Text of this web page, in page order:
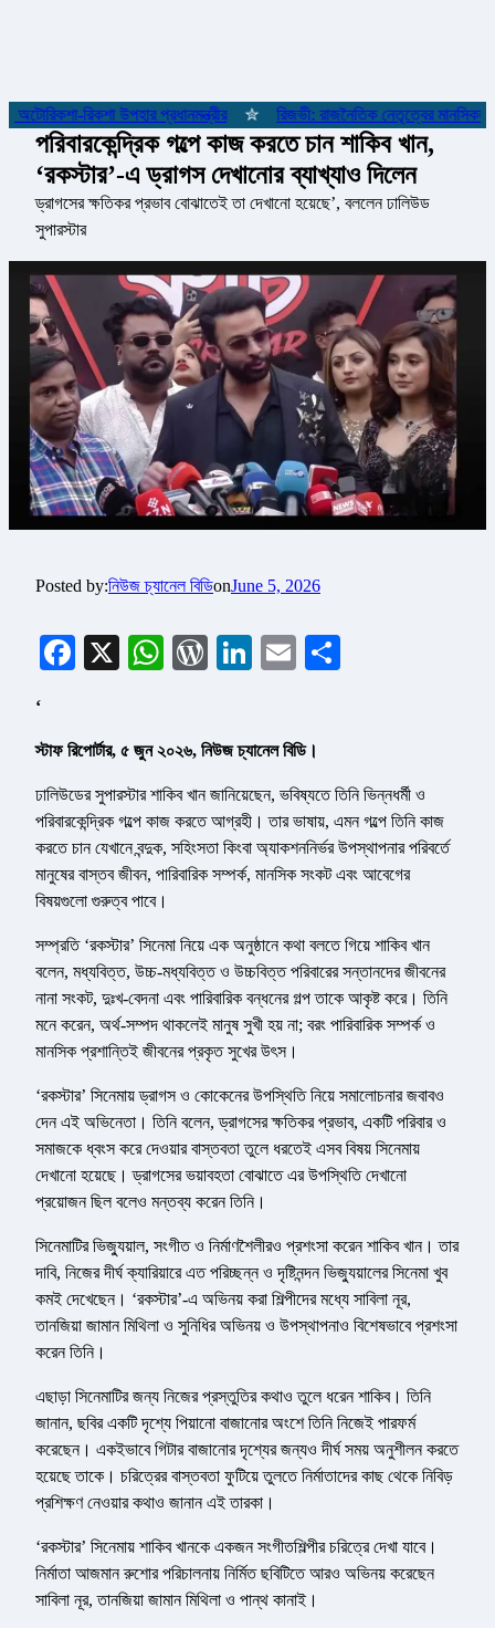
রিকশা উপহার প্রধানমন্ত্রীর রিজভী: রাজনৈতিক নেতৃত্বের মানসিকতা
পরিবারকেন্দ্রিক গল্পে কাজ করতে চান শাকিব খান,
‘রকস্টার’-এ ড্রাগস দেখানোর ব্যাখ্যাও দিলেন
ড্রাগসের ক্ষতিকর প্রভাব বোঝাতেই তা দেখানো হয়েছে’, বললেন ঢালিউড
সুপারস্টার
Posted by:নিউজ চ্যানেল বিডিonJune 5, 2026
Facebook
X WhatsApp
WordPress
LinkedIn
Email
‘
স্টাফ রিপোর্টার, ৫ জুন ২০২৬, নিউজ চ্যানেল বিডি।
ঢালিউডের সুপারস্টার শাকিব খান জানিয়েছেন, ভবিষ্যতে তিনি ভিন্নধর্মী ও
পরিবারকেন্দ্রিক গল্পে কাজ করতে আগ্রহী। তার ভাষায়, এমন গল্পে তিনি কাজ
করতে চান যেখানে বন্দুক, সহিংসতা কিংবা অ্যাকশননির্ভর উপস্থাপনার পরিবর্তে
মানুষের বাস্তব জীবন, পারিবারিক সম্পর্ক, মানসিক সংকট এবং আবেগের
বিষয়গুলো গুরুত্ব পাবে।
সম্প্রতি ‘রকস্টার’ সিনেমা নিয়ে এক অনুষ্ঠানে কথা বলতে গিয়ে শাকিব খান
বলেন, মধ্যবিত্ত, উচ্চ-মধ্যবিত্ত ও উচ্চবিত্ত পরিবারের সন্তানদের জীবনের
নানা সংকট, দুঃখ-বেদনা এবং পারিবারিক বন্ধনের গল্প তাকে আকৃষ্ট করে। তিনি
মনে করেন, অর্থ-সম্পদ থাকলেই মানুষ সুখী হয় না; বরং পারিবারিক সম্পর্ক ও
মানসিক প্রশান্তিই জীবনের প্রকৃত সুখের উৎস।
‘রকস্টার’ সিনেমায় ড্রাগস ও কোকেনের উপস্থিতি নিয়ে সমালোচনার জবাবও
দেন এই অভিনেতা। তিনি বলেন, ড্রাগসের ক্ষতিকর প্রভাব, একটি পরিবার ও
সমাজকে ধ্বংস করে দেওয়ার বাস্তবতা তুলে ধরতেই এসব বিষয় সিনেমায়
দেখানো হয়েছে। ড্রাগসের ভয়াবহতা বোঝাতে এর উপস্থিতি দেখানো
প্রয়োজন ছিল বলেও মন্তব্য করেন তিনি।
সিনেমাটির ভিজ্যুয়াল, সংগীত ও নির্মাণশৈলীরও প্রশংসা করেন শাকিব খান। তার
দাবি, নিজের দীর্ঘ ক্যারিয়ারে এত পরিচ্ছন্ন ও দৃষ্টিনন্দন ভিজ্যুয়ালের সিনেমা খুব
কমই দেখেছেন। ‘রকস্টার’-এ অভিনয় করা শিল্পীদের মধ্যে সাবিলা নূর,
তানজিয়া জামান মিথিলা ও সুনিধির অভিনয় ও উপস্থাপনাও বিশেষভাবে প্রশংসা
করেন তিনি।
এছাড়া সিনেমাটির জন্য নিজের প্রস্তুতির কথাও তুলে ধরেন শাকিব। তিনি
জানান, ছবির একটি দৃশ্যে পিয়ানো বাজানোর অংশে তিনি নিজেই পারফর্ম
করেছেন। একইভাবে গিটার বাজানোর দৃশ্যের জন্যও দীর্ঘ সময় অনুশীলন করতে
হয়েছে তাকে। চরিত্রের বাস্তবতা ফুটিয়ে তুলতে নির্মাতাদের কাছ থেকে নিবিড়
প্রশিক্ষণ নেওয়ার কথাও জানান এই তারকা।
‘রকস্টার’ সিনেমায় শাকিব খানকে একজন সংগীতশিল্পীর চরিত্রে দেখা যাবে।
নির্মাতা আজমান রুশোর পরিচালনায় নির্মিত ছবিটিতে আরও অভিনয় করেছেন
সাবিলা নূর, তানজিয়া জামান মিথিলা ও পান্থ কানাই।